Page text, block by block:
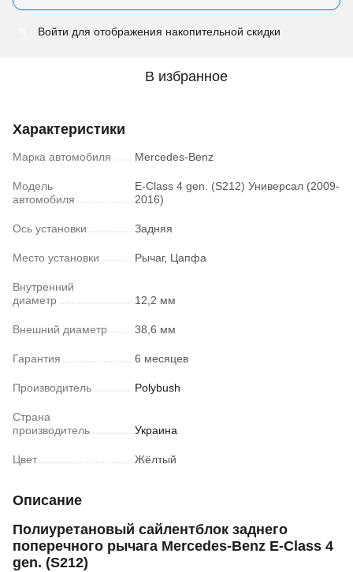
Войти для отображения накопительной скидки
В избранное
Характеристики
Марка автомобиля Mercedes-Benz
Модель
автомобиля
E-Class 4 gen. (S212) Универсал (2009-
2016)
Ось установки Задняя
Место установки Рычаг, Цапфа
Внутренний
диаметр
12,2 мм
Внешний диаметр 38,6 мм
Гарантия 6 месяцев
Производитель Polybush
Страна
производитель
Украина
Цвет Жёлтый
Описание
Полиуретановый сайлентблок заднего
поперечного рычага Mercedes-Benz E-Class 4
gen. (S212)